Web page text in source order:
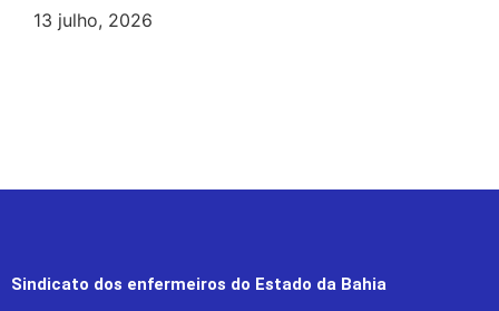
13 julho, 2026
Sindicato dos enfermeiros do Estado da Bahia